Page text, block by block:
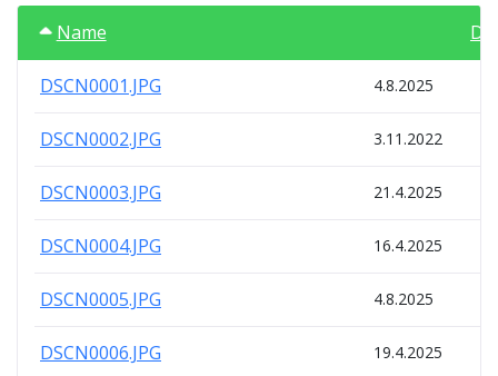
Name
DSCN0001.JPG 4.8.2025
DSCN0002.JPG 3.11.2022
DSCN0003.JPG 21.4.2025
DSCN0004.JPG 16.4.2025
DSCN0005.JPG 4.8.2025
DSCN0006.JPG 19.4.2025